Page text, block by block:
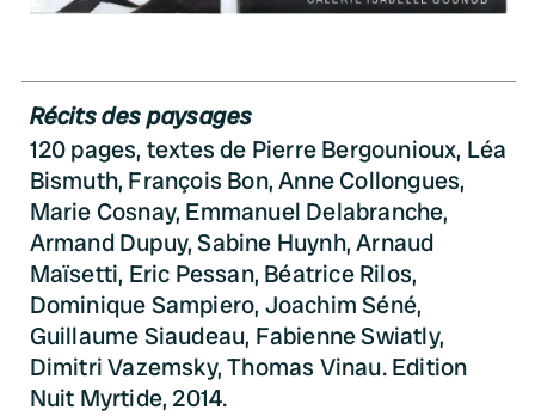
Récits des paysages
120 pages, textes de Pierre Bergounioux, Léa
Bismuth, François Bon, Anne Collongues,
Marie Cosnay, Emmanuel Delabranche,
Armand Dupuy, Sabine Huynh, Arnaud
Maïsetti, Eric Pessan, Béatrice Rilos,
Dominique Sampiero, Joachim Séné,
Guillaume Siaudeau, Fabienne Swiatly,
Dimitri Vazemsky, Thomas Vinau. Edition
Nuit Myrtide, 2014.